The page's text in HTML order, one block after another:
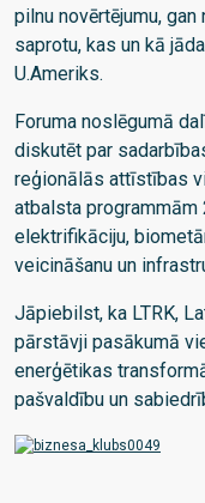
pilnu novērtējumu,
saprotu, kas un kā
U.Ameriks.
Foruma noslēgumā
diskutēt par
reģionālās attīstības
atbalsta
elektrifikāciju,
veicināšanu un
Jāpiebilst, ka LTRK,
pārstāvji pasākumā
enerģētikas
pašvaldību un